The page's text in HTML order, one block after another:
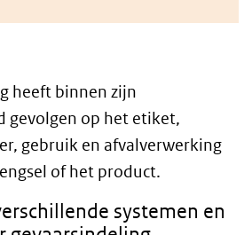
heeft binnen zijn
gevolgen op het etiket,
gebruik en afvalverwerking
of het product.
systemen en